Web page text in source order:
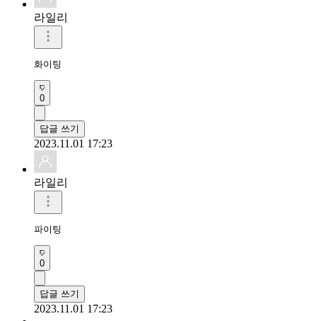
라일리
화이팅
0
답글 쓰기
2023.11.01 17:23
라일리
파이팅
0
답글 쓰기
2023.11.01 17:23